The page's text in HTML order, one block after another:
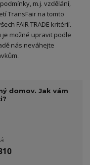
m.j. vzdělání,
TransFair na tomto
FAIR TRADE kritérií.
možné upravit podle
nás neváhejte
domov. Jak vám